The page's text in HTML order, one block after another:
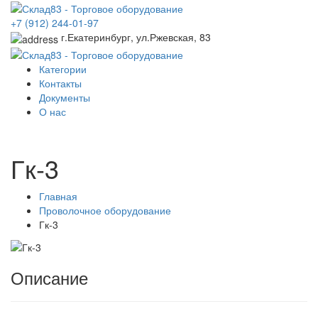
+7 (912) 244-01-97
г.Екатеринбург, ул.Ржевская, 83
Категории
Контакты
Документы
О нас
Гк-3
Главная
Проволочное оборудование
Гк-3
Описание